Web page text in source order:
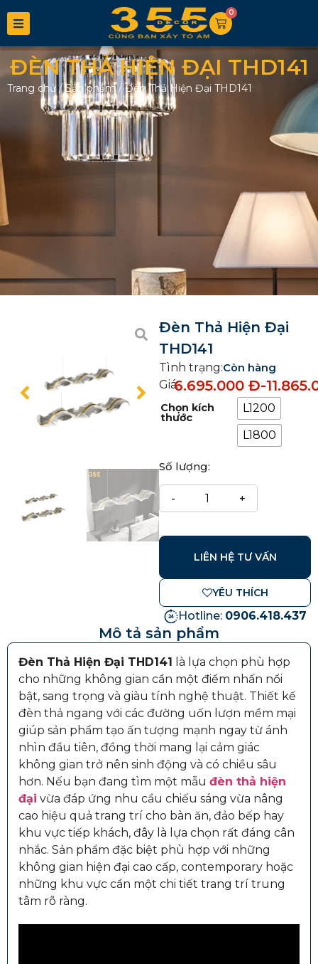
0
ĐÈN THẢ HIỆN ĐẠI THD141
Trang chủ/Sản phẩm/Đèn Thả Hiện Đại THD141
Đèn Thả Hiện Đại
THD141
Tình trạng:Còn hàng
Giá:6.695.000Đ-
Chọn kích
thước
L1200
L1800
Số lượng:
LIÊN HỆ TƯ VẤN
YÊU THÍCH
Hotline: 0906.418.437
Mô tả sản phẩm
Đèn Thả Hiện Đại THD141 là lựa chọn phù hợp
cho những không gian cần một điểm nhấn nổi
bật, sang trọng và giàu tính nghệ thuật. Thiết kế
đèn thả ngang với các đường uốn lượn mềm mại
giúp sản phẩm tạo ấn tượng mạnh ngay từ ánh
nhìn đầu tiên, đồng thời mang lại cảm giác
không gian trở nên sinh động và có chiều sâu
hơn. Nếu bạn đang tìm một mẫu đèn thả hiện
đại vừa đáp ứng nhu cầu chiếu sáng vừa nâng
cao hiệu quả trang trí cho bàn ăn, đảo bếp hay
khu vực tiếp khách, đây là lựa chọn rất đáng cân
nhắc. Sản phẩm đặc biệt phù hợp với những
không gian hiện đại cao cấp, contemporary hoặc
những khu vực cần một chi tiết trang trí trung
tâm rõ ràng.